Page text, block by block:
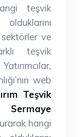
teşvik
sektörler ve
teşvik
web
Teşvik
Sermaye
hangi